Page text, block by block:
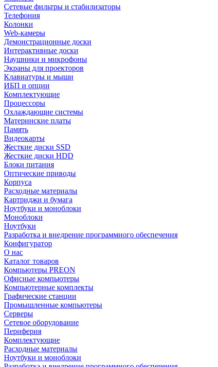
Сетевые фильтры и стабилизаторы
Телефония
Колонки
Web-камеры
Демонстрационные доски
Интерактивные доски
Наушники и микрофоны
Экраны для проекторов
Клавиатуры и мыши
ИБП и опции
Комплектующие
Процессоры
Охлаждающие системы
Материнские платы
Память
Видеокарты
Жесткие диски SSD
Жесткие диски HDD
Блоки питания
Оптические приводы
Корпуса
Расходные материалы
Картриджи и бумага
Ноутбуки и моноблоки
Моноблоки
Ноутбуки
Разработка и внедрение программного обеспечения
Конфигуратор
О нас
Каталог товаров
Компьютеры PREON
Офисные компьютеры
Компьютерные комплекты
Графические станции
Промышленные компьютеры
Серверы
Сетевое оборудование
Периферия
Комплектующие
Расходные материалы
Ноутбуки и моноблоки